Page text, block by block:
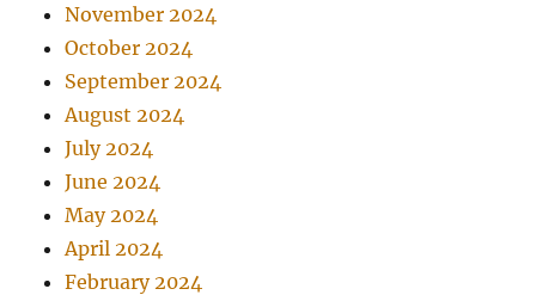
November 2024
October 2024
September 2024
August 2024
July 2024
June 2024
May 2024
April 2024
February 2024